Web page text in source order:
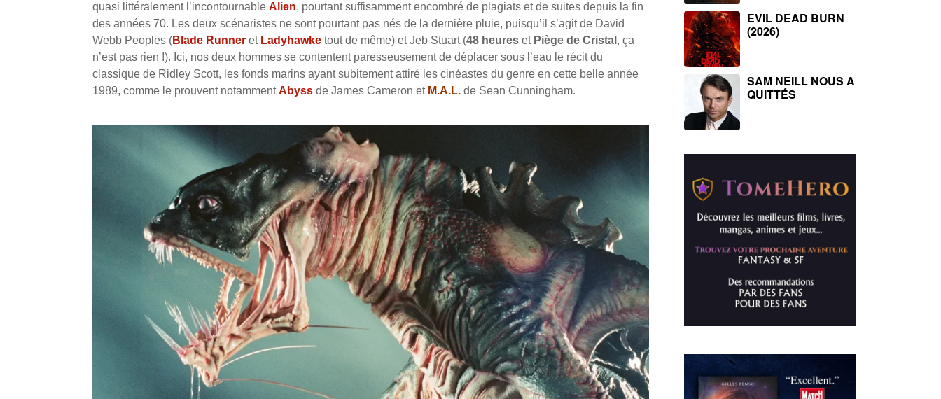
quasi littéralement l’incontournable Alien, pourtant suffisamment encombré de plagiats et de suites depuis la fin
des années 70. Les deux scénaristes ne sont pourtant pas nés de la dernière pluie, puisqu’il s’agit de David
Webb Peoples (Blade Runner et Ladyhawke tout de même) et Jeb Stuart (48 heures et Piège de Cristal , ça
n’est pas rien !). Ici, nos deux hommes se contentent paresseusement de déplacer sous l’eau le récit du
classique de Ridley Scott, les fonds marins ayant subitement attiré les cinéastes du genre en cette belle année
1989, comme le prouvent notammentAbyss de James Cameron et M.A.L. de Sean Cunningham.
EVIL DEAD BURN
(2026)
SAM NEILL NOUS A
QUITTÉS